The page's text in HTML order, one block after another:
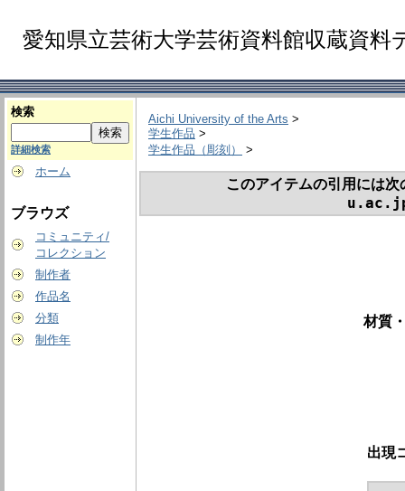
愛知県立芸術大学芸術資料館収蔵資料
検索
詳細検索
ホーム
ブラウズ
コミュニティ/
コレクション
制作者
作品名
分類
制作年
Aichi University of the Arts >
学生作品 >
学生作品（彫刻）
>
このアイテムの引用には
材質
出現